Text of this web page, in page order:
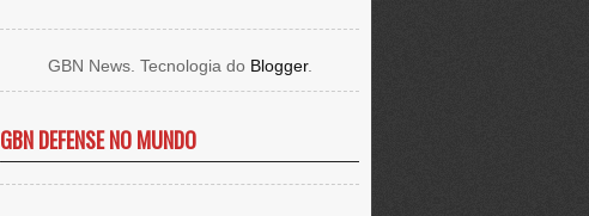
GBN News. Tecnologia do Blogger.
GBN DEFENSE NO MUNDO